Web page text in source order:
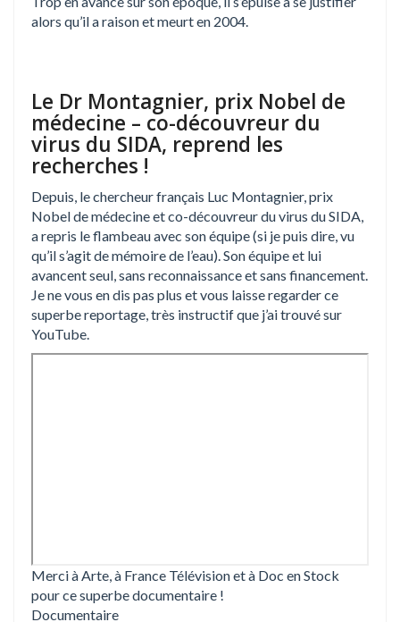
alors qu’il a raison et meurt en 2004.
Le Dr Montagnier, prix Nobel de
médecine – co-découvreur du
virus du SIDA, reprend les
recherches !
Depuis, le chercheur français Luc Montagnier, prix
Nobel de médecine et co-découvreur du virus du SIDA,
a repris le flambeau avec son équipe (si je puis dire, vu
qu’il s’agit de mémoire de l’eau). Son équipe et lui
avancent seul, sans reconnaissance et sans financement.
Je ne vous en dis pas plus et vous laisse regarder ce
superbe reportage, très instructif que j’ai trouvé sur
YouTube.
Merci à Arte, à France Télévision et à Doc en Stock
pour ce superbe documentaire !
Documentaire